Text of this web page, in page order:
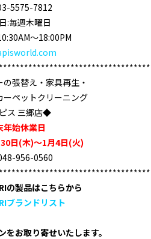
5575-7812
:毎週木曜日
～18:00PM
張替え・家具再生・
ーペットクリーニング
ス 三郷店◆
年始休業日
日(木)～1月4日(火)
956-0560
の製品はこちらから
ブランドリスト
をお取り寄せいたします。